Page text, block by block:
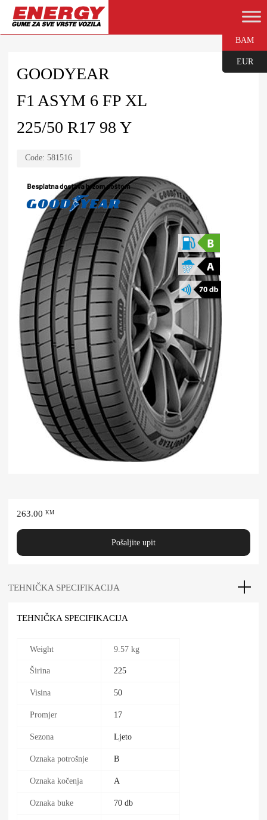
GOODYEAR
F1 ASYM 6 FP XL
225/50 R17 98 Y
Code: 581516
263.00 KM
Pošaljite upit
TEHNIČKA SPECIFIKACIJA
TEHNIČKA SPECIFIKACIJA
Weight 9.57 kg
Širina 225
Visina 50
Promjer 17
Sezona Ljeto
Oznaka potrošnje B
Oznaka kočenja A
Oznaka buke 70 db
BAM
EUR